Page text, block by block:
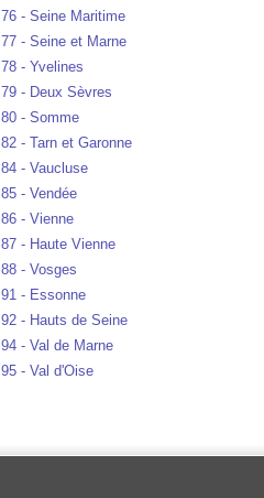
76 - Seine Maritime
77 - Seine et Marne
78 - Yvelines
79 - Deux Sèvres
80 - Somme
82 - Tarn et Garonne
84 - Vaucluse
85 - Vendée
86 - Vienne
87 - Haute Vienne
88 - Vosges
91 - Essonne
92 - Hauts de Seine
94 - Val de Marne
95 - Val d'Oise